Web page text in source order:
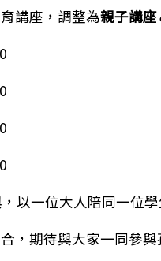
能研習」
講座，調整為親子講
以一位大人陪同一位
，期待與大家一同參